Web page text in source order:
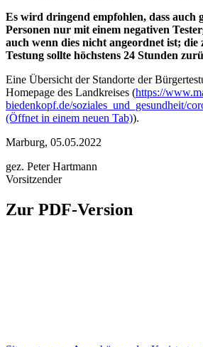
Es wird dringend empfohlen, dass auch
Personen nur mit einem negativen
auch wenn dies nicht angeordnet ist; die
Testung sollte höchstens 24 Stunden
Eine Übersicht der Standorte der
Homepage des Landkreises (https://
biedenkopf.de/soziales_und_gesundheit/
(Öffnet in einem neuen Tab)).
Marburg, 05.05.2022
gez. Peter Hartmann
Vorsitzender
Zur PDF-Version